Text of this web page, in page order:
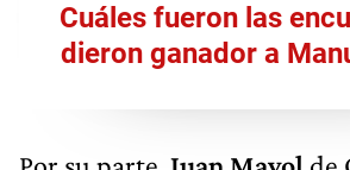
Cuáles fueron las
dieron ganador a